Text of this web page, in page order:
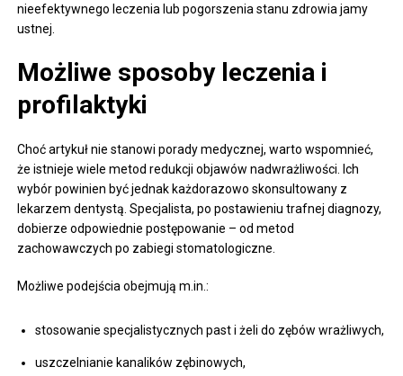
nieefektywnego leczenia lub pogorszenia stanu zdrowia jamy
ustnej.
Możliwe sposoby leczenia i
profilaktyki
Choć artykuł nie stanowi porady medycznej, warto wspomnieć,
że istnieje wiele metod redukcji objawów nadwrażliwości. Ich
wybór powinien być jednak każdorazowo skonsultowany z
lekarzem dentystą. Specjalista, po postawieniu trafnej diagnozy,
dobierze odpowiednie postępowanie – od metod
zachowawczych po zabiegi stomatologiczne.
Możliwe podejścia obejmują m.in.:
stosowanie specjalistycznych past i żeli do zębów wrażliwych,
uszczelnianie kanalików zębinowych,